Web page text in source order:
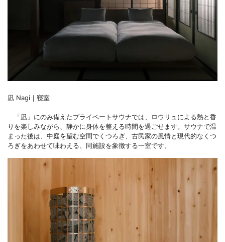
凪 Nagi｜寝室
「凪」にのみ備えたプライベートサウナでは、ロウリュによる熱と香
りを楽しみながら、静かに身体を整える時間を過ごせます。サウナで温
まった後は、中庭を望む空間でくつろぎ、古民家の風情と現代的なくつ
ろぎをあわせて味わえる、同施設を象徴する一室です。